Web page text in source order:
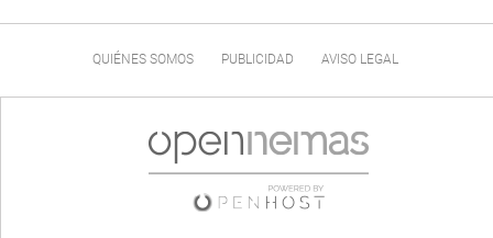
QUIÉNES SOMOS PUBLICIDAD AVISO LEGAL